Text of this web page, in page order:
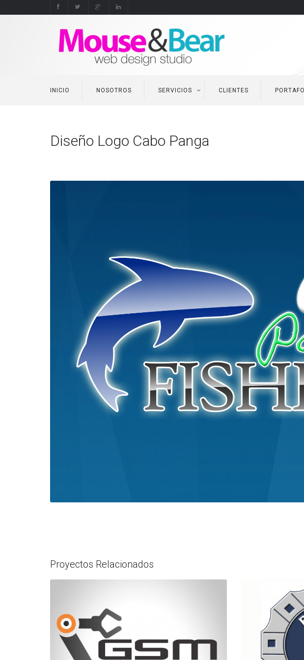
INICIO NOSOTROS SERVICIOS CLIENTES
Diseño Logo Cabo Panga
Proyectos Relacionados